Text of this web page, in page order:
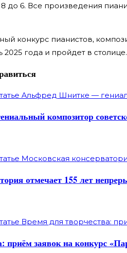
8 до 6. Все произведения
конкурс пианистов,
года и пройдет в столице.
композитор
отмечает 155 лет
приём заявок на конкурс